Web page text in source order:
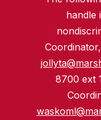
handle
8700 ext